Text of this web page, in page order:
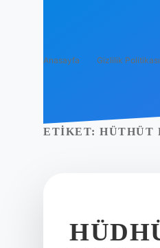
Anasayfa Gizlilik Politikası
ETIKET: HÜTHÜT